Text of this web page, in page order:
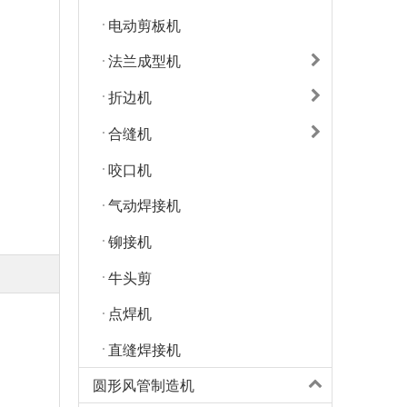
电动剪板机
法兰成型机
折边机
合缝机
咬口机
气动焊接机
铆接机
牛头剪
点焊机
直缝焊接机
圆形风管制造机